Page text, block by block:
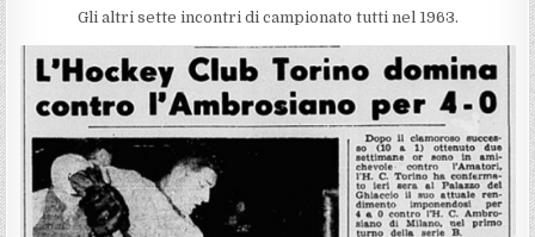
Gli altri sette incontri di campionato tutti nel 1963.